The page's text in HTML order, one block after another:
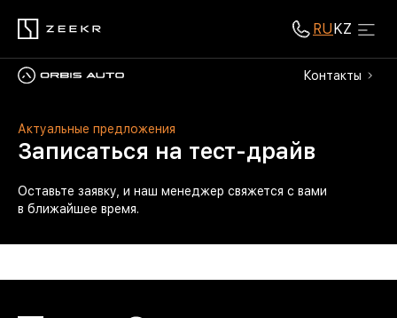
RUKZ
Контакты
Актуальные предложения
Записаться на тест-драйв
Оставьте заявку, и наш менеджер свяжется с вами
в ближайшее время.